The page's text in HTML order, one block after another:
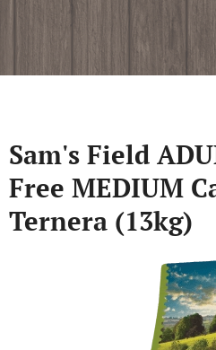
Sam's Field
Free MEDIUM
Ternera (13kg)